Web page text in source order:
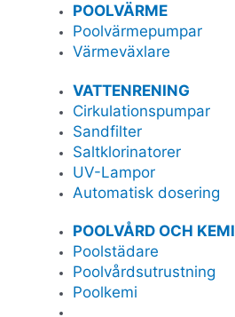
POOLVÄRME
Poolvärmepumpar
Värmeväxlare
VATTENRENING
Cirkulationspumpar
Sandfilter
Saltklorinatorer
UV-Lampor
Automatisk dosering
POOLVÅRD OCH KEMI
Poolstädare
Poolvårdsutrustning
Poolkemi